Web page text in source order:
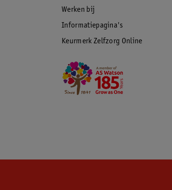
Werken bij
Informatiepagina's
Keurmerk Zelfzorg Online